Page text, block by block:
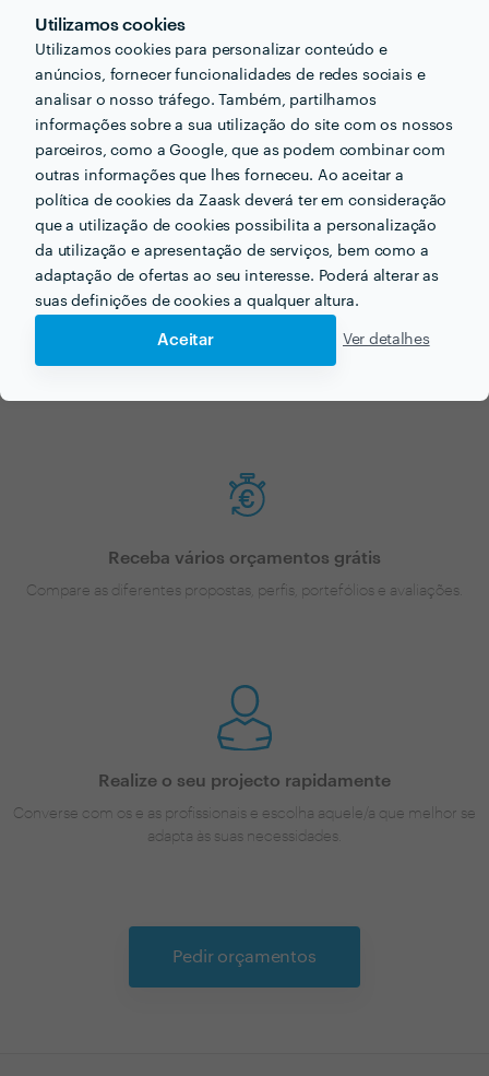
Utilizamos cookies
Utilizamos cookies para personalizar conteúdo e
anúncios, fornecer funcionalidades de redes sociais e
analisar o nosso tráfego. Também, partilhamos
informações sobre a sua utilização do site com os nossos
parceiros, como a Google, que as podem combinar com
outras informações que lhes forneceu. Ao aceitar a
política de cookies da Zaask deverá ter em consideração
que a utilização de cookies possibilita a personalização
da utilização e apresentação de serviços, bem como a
adaptação de ofertas ao seu interesse. Poderá alterar as
suas definições de cookies a qualquer altura.
Aceitar Ver detalhes
seu próximo projecto?
Agora que tem uma ideia dos preços vamos encontar
o profissional certo para si!
Faça o seu pedido sem compromisso
Preencha um breve questionário explicando-nos aquilo de que
necessita.
Receba vários orçamentos grátis
Compare as diferentes propostas, perfis, portefólios e avaliações.
Realize o seu projecto rapidamente
Converse com os e as profissionais e escolha aquele/a que melhor se
adapta às suas necessidades.
Pedir orçamentos